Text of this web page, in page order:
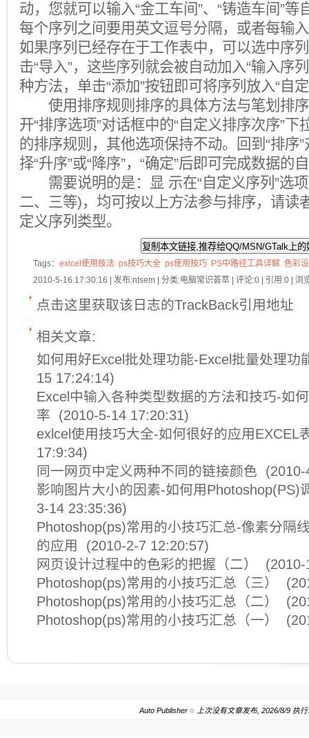
动，您就可以输入“金工车间”、“铸造车间”
每个序列之间要用英文逗号分隔，或者每输
如果序列已经存在于工作表中，可以选中序
击“导入”，这些序列就会被自动加入“输入序
种方法，单击“添加”按钮即可将序列放入“自
使用排序规则排序的具体方法与笔划排序
开“排序选项”对话框中的“自定义排序次序”
的排序规则，其他选项保持不动。回到“排序
择“升序”或“降序”，“确定”后即可完成数据的
需要说明的是：显 示在“自定义序列”选
二、三等)，均可按以上方法参与排序，请读
定义序列类型。
Tags： exlcel使用技法 ps技巧大全 ps使用技巧 PS中路径工具详解 色彩
2010-5-16 17:30:16 | 发布:ntsem | 分类:电脑常识荟萃 | 评论:0 | 引用:0 | 浏
点击这里获取该日志的TrackBack引用地址
相关文章:
如何用好Excel批处理功能-Excel批量处理功
15 17:24:14)
Excel中输入各种类型数据的方法和技巧-如
率 (2010-5-14 17:20:31)
exlcel使用技巧大全-如何很好的应用EXCEL
17:9:34)
同一网页中定义两种不同的链接颜色 (2010-
影响图片大小的因素-如何用Photoshop(PS)
3-14 23:35:36)
Photoshop(ps)常用的小技巧汇总-像素分隔
的应用
(2010-2-7 12:20:57)
网页设计过程中的色彩的把握（二）
(2010-
Photoshop(ps)常用的小技巧汇总（三）
Photoshop(ps)常用的小技巧汇总（二）
Photoshop(ps)常用的小技巧汇总（一）
Auto Publisher ○ 上次没有文章发布, 2026/8/9 执